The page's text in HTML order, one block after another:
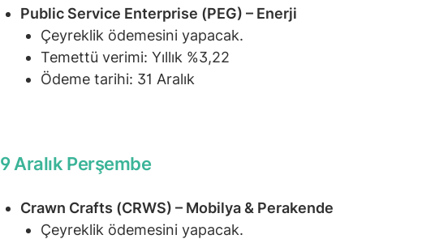
Public Service Enterprise (PEG) – Enerji
Çeyreklik ödemesini yapacak.
Temettü verimi: Yıllık %3,22
Ödeme tarihi: 31 Aralık
9 Aralık Perşembe
Crawn Crafts (CRWS) – Mobilya & Perakende
Çeyreklik ödemesini yapacak.